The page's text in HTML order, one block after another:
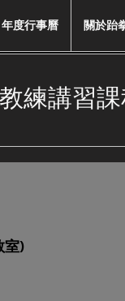
年度行事曆 關於跆
練講習
室)